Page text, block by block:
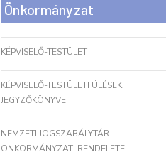
Önkormányzat
KÉPVISELŐ-TESTÜLET
KÉPVISELŐ-TESTÜLETI ÜLÉSEK
JEGYZŐKÖNYVEI
NEMZETI JOGSZABÁLYTÁR
ÖNKORMÁNYZATI RENDELETEI